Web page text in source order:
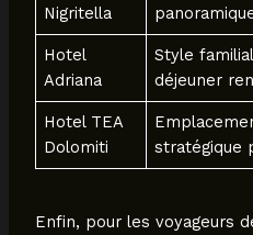
Nigritella
Hotel
Adriana
Style
déjeuner
Hotel TEA
Dolomiti
stratégique
Enfin, pour les voyageurs